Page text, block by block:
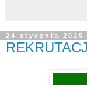
24 stycznia 2025